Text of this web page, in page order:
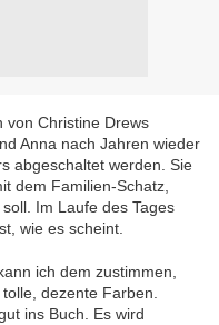
von Christine Drews
Anna nach Jahren wieder
abgeschaltet werden. Sie
dem Familien-Schatz,
Im Laufe des Tages
wie es scheint.
ich dem zustimmen,
dezente Farben.
ins Buch. Es wird